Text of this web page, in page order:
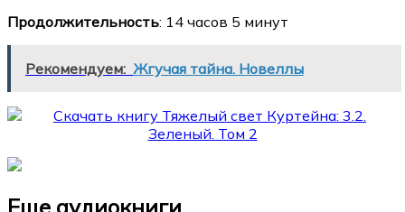
Продолжительность: 14 часов 5 минут
Рекомендуем: Жгучая тайна. Новеллы